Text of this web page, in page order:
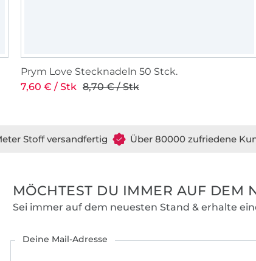
Prym Love Stecknadeln 50 Stck.
7,60 € / Stk 8,70 € / Stk
Stoff versandfertig Über 80000 zufriedene
MÖCHTEST DU IMMER AUF DEM
Sei immer auf dem neuesten Stand & erhalte
Deine Mail-Adresse